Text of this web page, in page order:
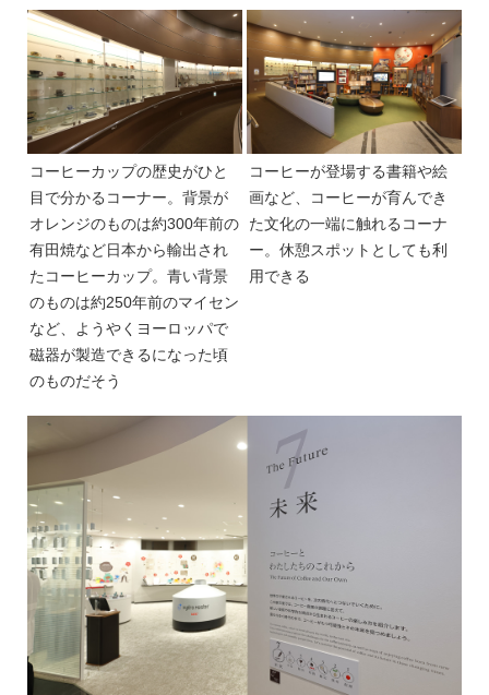
コーヒーカップの歴史がひと
目で分かるコーナー。背景が
オレンジのものは約300年前の
有田焼など日本から輸出され
たコーヒーカップ。青い背景
のものは約250年前のマイセン
など、ようやくヨーロッパで
磁器が製造できるになった頃
のものだそう
コーヒーが登場する書籍や絵
画など、コーヒーが育んでき
た文化の一端に触れるコーナ
ー。休憩スポットとしても利
用できる